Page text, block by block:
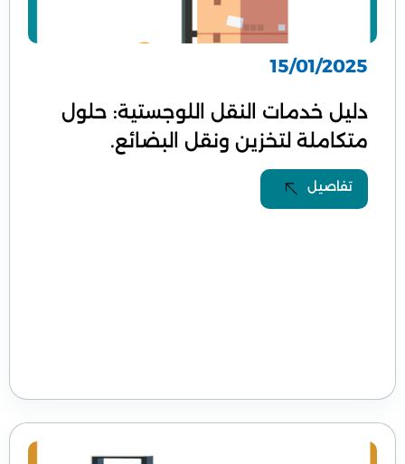
15/01/2025
دليل خدمات النقل اللوجستية: حلول
متكاملة لتخزين ونقل البضائع.
تفاصيل